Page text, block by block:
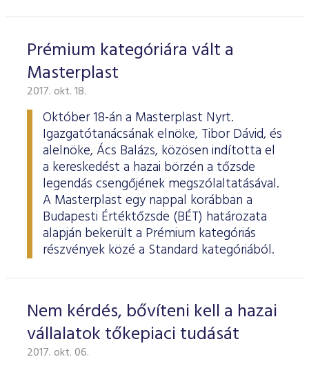
Prémium kategóriára vált a
Masterplast
2017. okt. 18.
Október 18-án a Masterplast Nyrt.
Igazgatótanácsának elnöke, Tibor Dávid, és
alelnöke, Ács Balázs, közösen indította el
a kereskedést a hazai börzén a tőzsde
legendás csengőjének megszólaltatásával.
A Masterplast egy nappal korábban a
Budapesti Értéktőzsde (BÉT) határozata
alapján bekerült a Prémium kategóriás
részvények közé a Standard kategóriából.
Nem kérdés, bővíteni kell a hazai
vállalatok tőkepiaci tudását
2017. okt. 06.